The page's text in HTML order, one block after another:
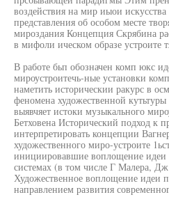
воздействия на мир иыои
представления об особом месте
мироздания Концепция Скрябина
в мифоли ическом образе устроите
В работе бьп обозначен комп юкс
мироустроитечь-ные установки
наметить историческии ракурс в
феномена художественной
выявчяет истоки музыкального
Бетховена Исторический подход к
интерпретировать концепции
художественного миро-устроите
инициировавшие воплощение идеи
системах (в том числе Г Малера,
Художественное воплощение идеи
направлением развития